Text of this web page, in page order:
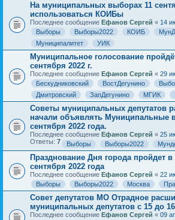
На муниципальных выборах 11
использоваться КОИБы
Последнее сообщение Ефанов Сергей « 14
Выборы
Выборы2022 КОИБ
Муниципалитет
УИК
Муниципальное голосование
сентября 2022 г.
Последнее сообщение Ефанов Сергей « 29
Бескудниковский
ВостДегунино
Дмитровский
ЗапДегунино МГИК
Советы муниципальных депутатов
начали объявлять Муниципальные
сентября 2022 года.
Последнее сообщение Ефанов Сергей « 25
Ответы: 7 Выборы Выборы2022
Празднование Дня города пройдет
сентября 2022 года
Последнее сообщение Ефанов Сергей « 22
Выборы
Выборы2022 Москва
Совет депутатов МО Отрадное
муниципальных депутатов с 15 до 16
Последнее сообщение Ефанов Сергей « 09